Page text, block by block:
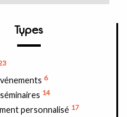
Types
6
14
personnalisé 17